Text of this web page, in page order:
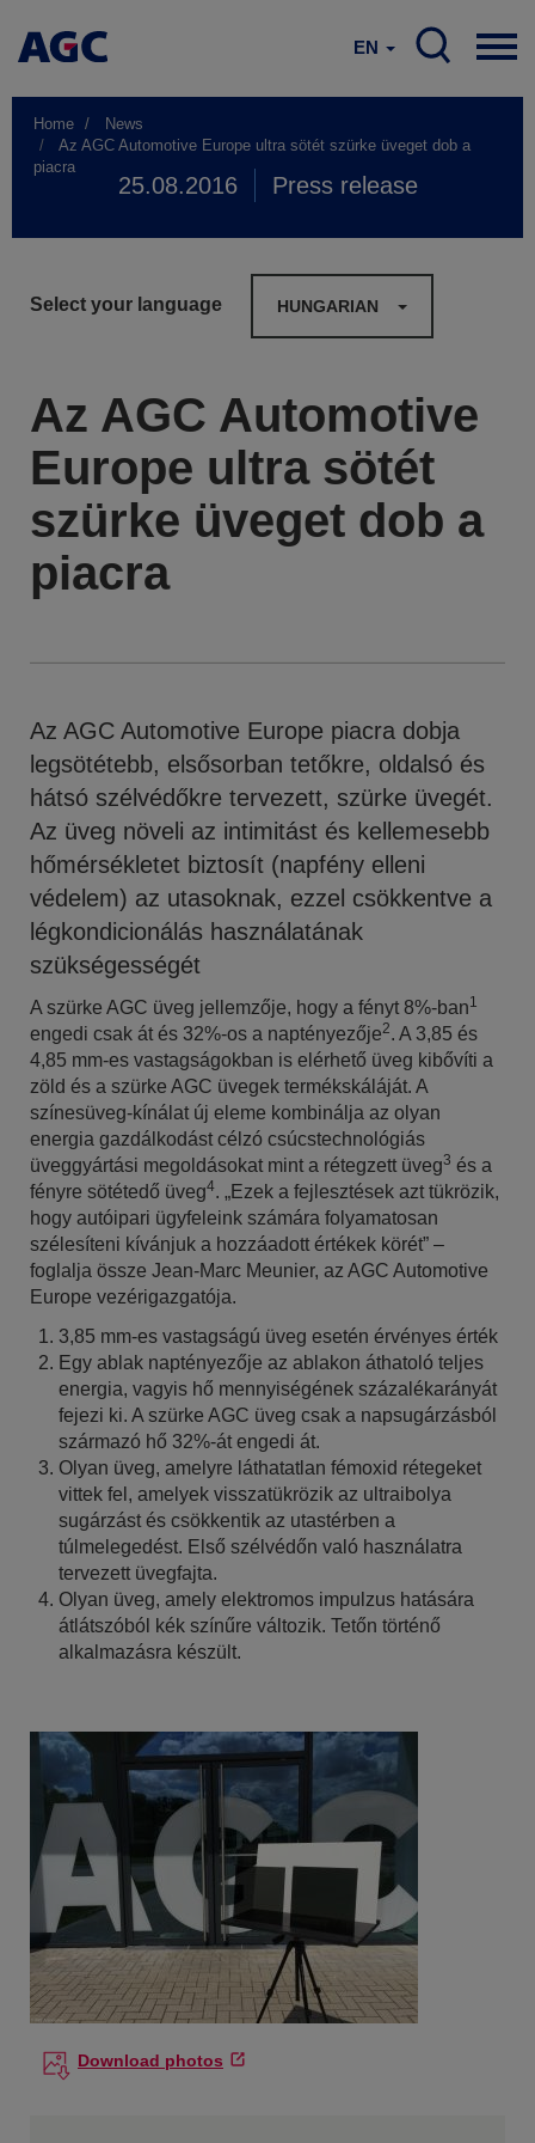
EN
Home
News
Az AGC Automotive Europe ultra sötét szürke üveget dob a
piacra
25.08.2016 Press release
Select your language HUNGARIAN
Az AGC Automotive
Europe ultra sötét
szürke üveget dob a
piacra
Az AGC Automotive Europe piacra dobja
legsötétebb, elsősorban tetőkre, oldalsó és
hátsó szélvédőkre tervezett, szürke üvegét.
Az üveg növeli az intimitást és kellemesebb
hőmérsékletet biztosít (napfény elleni
védelem) az utasoknak, ezzel csökkentve a
légkondicionálás használatának
szükségességét
A szürke AGC üveg jellemzője, hogy a fényt 8%-ban1
engedi csak át és 32%-os a naptényezője2. A 3,85 és
4,85 mm-es vastagságokban is elérhető üveg kibővíti a
zöld és a szürke AGC üvegek termékskáláját. A
színesüveg-kínálat új eleme kombinálja az olyan
energia gazdálkodást célzó csúcstechnológiás
üveggyártási megoldásokat mint a rétegzett üveg3 és a
fényre sötétedő üveg4. „Ezek a fejlesztések azt tükrözik,
hogy autóipari ügyfeleink számára folyamatosan
szélesíteni kívánjuk a hozzáadott értékek körét” –
foglalja össze Jean-Marc Meunier, az AGC Automotive
Europe vezérigazgatója.
3,85 mm-es vastagságú üveg esetén érvényes érték
Egy ablak naptényezője az ablakon áthatoló teljes
energia, vagyis hő mennyiségének százalékarányát
fejezi ki. A szürke AGC üveg csak a napsugárzásból
származó hő 32%-át engedi át.
Olyan üveg, amelyre láthatatlan fémoxid rétegeket
vittek fel, amelyek visszatükrözik az ultraibolya
sugárzást és csökkentik az utastérben a
túlmelegedést. Első szélvédőn való használatra
tervezett üvegfajta.
Olyan üveg, amely elektromos impulzus hatására
átlátszóból kék színűre változik. Tetőn történő
alkalmazásra készült.
Download photos